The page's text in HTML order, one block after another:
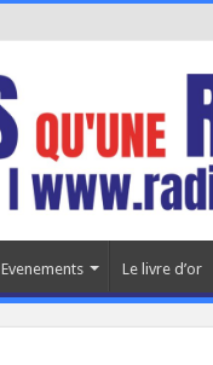
Evenements Le livre d’or